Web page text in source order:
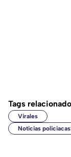
Tags
Virales
Noticias